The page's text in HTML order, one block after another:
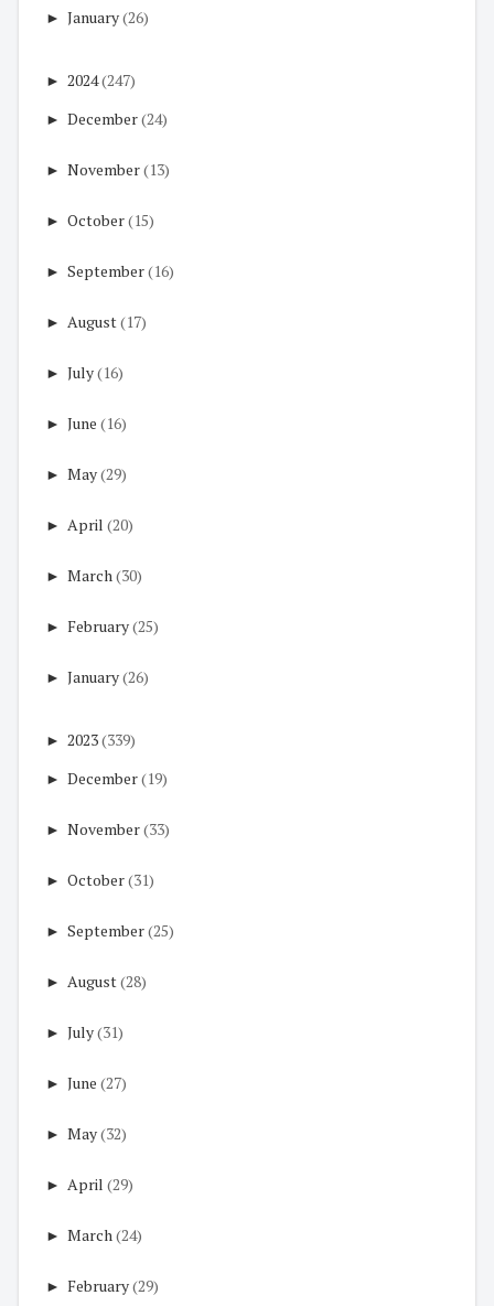
► January(26)
► 2024(247)
► December(24)
► November(13)
► October(15)
► September(16)
► August(17)
► July(16)
► June (16)
► May(29)
► April (20)
► March(30)
► February(25)
► January(26)
► 2023(339)
► December(19)
► November(33)
► October(31)
► September(25)
► August(28)
► July(31)
► June (27)
► May(32)
► April (29)
► March(24)
► February(29)